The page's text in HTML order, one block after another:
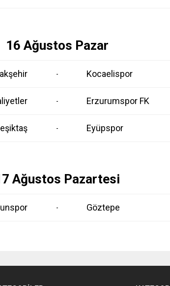
16 Ağustos Pazar
- Kocaelispor
- Erzurumspor FK
- Eyüpspor
Ağustos Pazartesi
- Göztepe